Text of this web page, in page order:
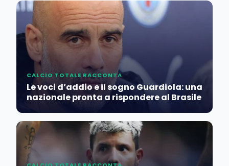
CALCIO TOTALE RACCONTA
Le voci d’addio e il sogno Guardiola: una
nazionale pronta a rispondere al Brasile